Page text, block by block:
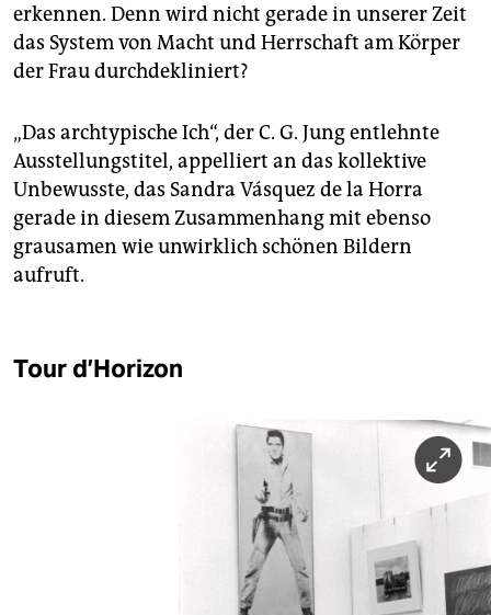
erkennen. Denn wird nicht gerade in unserer Zeit
das System von Macht und Herrschaft am Körper
der Frau durchdekliniert?
„Das archtypische Ich“, der C. G. Jung entlehnte
Ausstellungstitel, appelliert an das kollektive
Unbewusste, das Sandra Vásquez de la Horra
gerade in diesem Zusammenhang mit ebenso
grausamen wie unwirklich schönen Bildern
aufruft.
Tour d’Horizon